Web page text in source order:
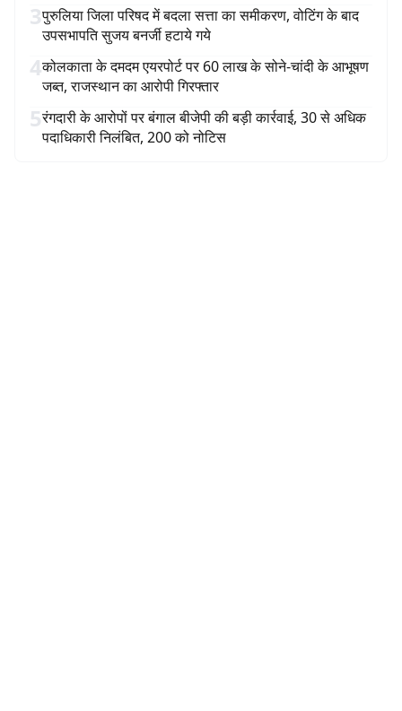
3पुरुलिया जिला परिषद में बदला सत्ता का समीकरण, वोटिंग के बाद
उपसभापति सुजय बनर्जी हटाये गये
4कोलकाता के दमदम एयरपोर्ट पर 60 लाख के सोने-चांदी के आभूषण
जब्त, राजस्थान का आरोपी गिरफ्तार
5रंगदारी के आरोपों पर बंगाल बीजेपी की बड़ी कार्रवाई, 30 से अधिक
पदाधिकारी निलंबित, 200 को नोटिस